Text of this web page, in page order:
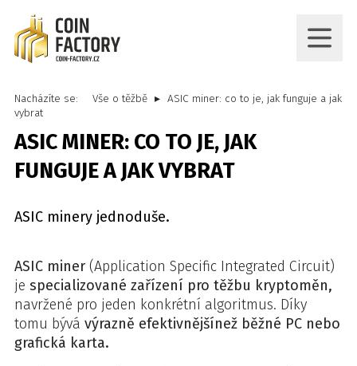
Nacházíte se: Vše o těžbě
ASIC miner: co to je, jak funguje a jak
vybrat
ASIC MINER: CO TO JE, JAK
FUNGUJE A JAK VYBRAT
ASIC minery jednoduše.
ASIC miner (Application Specific Integrated Circuit)
je specializované zařízení pro těžbu kryptoměn,
navržené pro jeden konkrétní algoritmus. Díky
tomu bývá výrazně efektivnějšínež běžné PC nebo
grafická karta.